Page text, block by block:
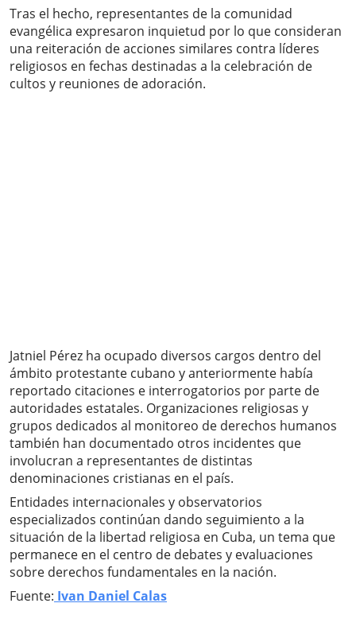
Tras el hecho, representantes de la comunidad
evangélica expresaron inquietud por lo que consideran
una reiteración de acciones similares contra líderes
religiosos en fechas destinadas a la celebración de
cultos y reuniones de adoración.
Jatniel Pérez ha ocupado diversos cargos dentro del
ámbito protestante cubano y anteriormente había
reportado citaciones e interrogatorios por parte de
autoridades estatales. Organizaciones religiosas y
grupos dedicados al monitoreo de derechos humanos
también han documentado otros incidentes que
involucran a representantes de distintas
denominaciones cristianas en el país.
Entidades internacionales y observatorios
especializados continúan dando seguimiento a la
situación de la libertad religiosa en Cuba, un tema que
permanece en el centro de debates y evaluaciones
sobre derechos fundamentales en la nación.
Fuente: Ivan Daniel Calas